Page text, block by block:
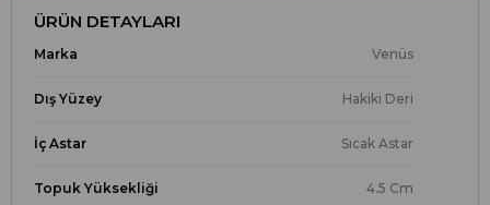
ÜRÜN DETAYLARI
Marka Venüs
Dış Yüzey Hakiki Deri
İç Astar Sıcak Astar
Topuk Yüksekliği 4.5 Cm